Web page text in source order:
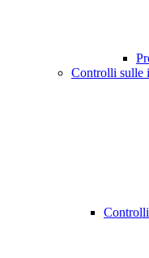
Controlli sulle